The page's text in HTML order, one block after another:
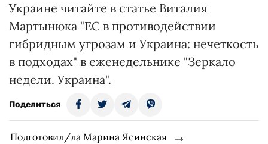
Украине читайте в статье Виталия
Мартынюка "ЕС в противодействии
гибридным угрозам и Украина: нечеткость
в подходах" в еженедельнике "Зеркало
недели. Украина".
Поделиться
Подготовил/ла Марина Ясинская